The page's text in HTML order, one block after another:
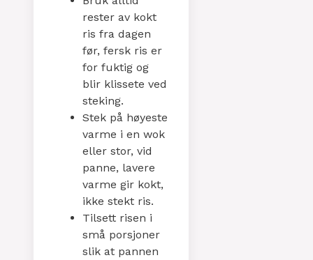
rester av kokt
ris fra dagen
før, fersk ris er
for fuktig og
blir klissete ved
steking.
Stek på høyeste
varme i en wok
eller stor, vid
panne, lavere
varme gir kokt,
ikke stekt ris.
Tilsett risen i
små porsjoner
slik at pannen